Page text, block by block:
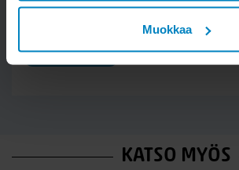
Muokkaa
LÄHETÄ
KATSO MYÖS